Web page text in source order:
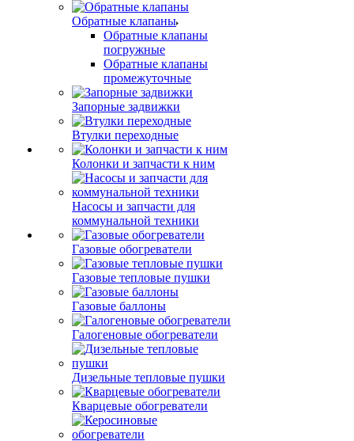
Обратные клапаны
Обратные клапаны
погружные
Обратные клапаны
промежуточные
Запорные задвижки
Втулки переходные
Колонки и запчасти к ним
Насосы и запчасти для
коммунальной техники
Газовые обогреватели
Газовые тепловые пушки
Газовые баллоны
Галогеновые обогреватели
Дизельные тепловые пушки
Кварцевые обогреватели